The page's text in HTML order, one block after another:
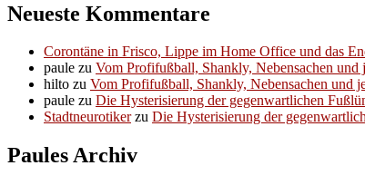
Neueste Kommentare
Corontäne in Frisco, Lippe im Home Office und das
paule zu Vom Profifußball, Shankly, Nebensachen und
hilto zu Vom Profifußball, Shankly, Nebensachen und
paule zu Die Hysterisierung der gegenwartlichen
Stadtneurotikerzu Die Hysterisierung der
Paules Archiv